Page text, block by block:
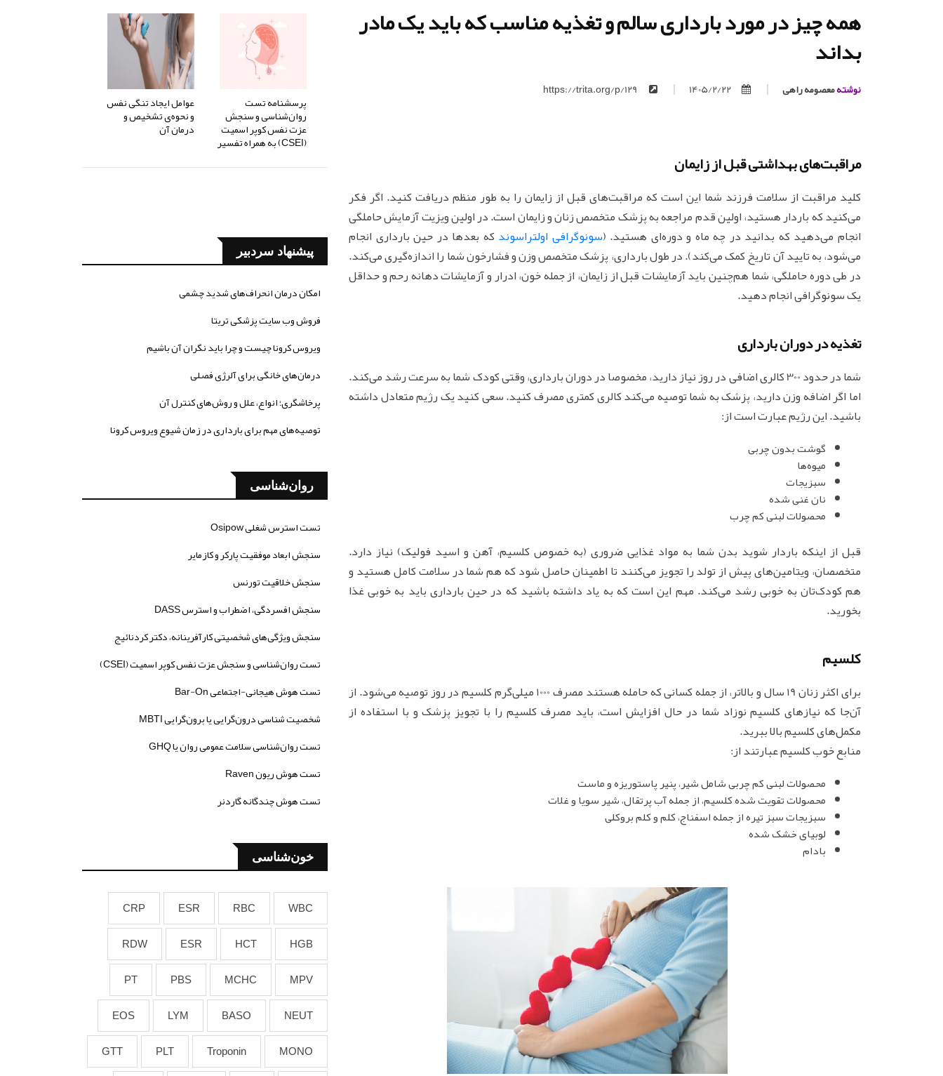
همه چیز در مورد بارداری سالم و تغذیه مناسب که باید یک مادر
بداند
نوشتهمعصومه راهی 1405/2/22
مراقبت‌های بهداشتی قبل از زایمان
کلید مراقبت از سلامت فرزند شما این است که مراقبت‌های قبل از زایمان را به طور منظم دریافت کنید. اگر فکر
می‌کنید که باردار هستید، اولین قدم مراجعه به پزشک متخصص زنان و زایمان است. در اولین ویزیت آزمایش حاملگی
انجام می‌دهید که بدانید در چه ماه و دوره‌ای هستید. (سونوگرافی اولتراسوندکه بعدها در حین بارداری انجام
می‌شود، به تایید آن تاریخ کمک می‌کند). در طول بارداری، پزشک متخصص وزن و فشارخون شما را اندازه‌گیری می‌کند.
در طی دوره حاملگی، شما هم‌چنین باید آزمایشات قبل از زایمان، از جمله خون، ادرار و آزمایشات دهانه رحم و حداقل
یک سونوگرافی انجام دهید.
تغذیه در دوران بارداری
شما در حدود 300 کالری اضافی در روز نیاز دارید، مخصوصا در دوران بارداری، وقتی کودک شما به سرعت رشد می‌کند.
اما اگر اضافه وزن دارید، پزشک به شما توصیه می‌کند کالری کمتری مصرف کنید. سعی کنید یک رژیم متعادل داشته
باشید. این رژیم عبارت است از:
گوشت بدون چربی
میوه‌ها
سبزیجات
نان غنی شده
محصولات لبنی کم چرب
قبل از اینکه باردار شوید بدن شما به مواد غذایی ضروری (به خصوص کلسیم، آهن و اسید فولیک) نیاز دارد.
متخصصان، ویتامین‌های پیش از تولد را تجویز می‌کنند تا اطمینان حاصل شود که هم شما در سلامت کامل هستید و
هم کودک‌تان به خوبی رشد می‌کند. مهم این است که به یاد داشته باشید که در حین بارداری باید به خوبی غذا
بخورید.
کلسیم
برای اکثر زنان 19 سال و بالاتر، از جمله کسانی که حامله هستند مصرف 1000 میلی‌گرم کلسیم در روز توصیه می‌شود. از
آن‌جا که نیازهای کلسیم نوزاد شما در حال افزایش است، باید مصرف کلسیم را با تجویز پزشک و با استفاده از
مکمل‌های کلسیم بالا ببرید.
منابع خوب کلسیم عبارتند از:
محصولات لبنی کم چربی شامل شیر، پنیر پاستوریزه و ماست
محصولات تقویت شده کلسیم، از جمله آب پرتقال، شیر سویا و غلات
سبزیجات سبز تیره از جمله اسفناج، کلم و کلم بروکلی
لوبیای خشک شده
بادام
پرسشنامه تست
روان‌شناسی و سنجش
عزت نفس کوپر اسمیت
(CSEI) به همراه تفسیر
عوامل ایجاد تنگی نفس
و نحوه‌ی تشخیص و
درمان آن
پیشنهاد سردبیر
امکان درمان انحراف‌های شدید چشمی
فروش وب سایت پزشکی تریتا
ویروس کرونا چیست و چرا باید نگران آن باشیم
درمان‌های خانگی برای آلرژی فصلی
پرخاشگری؛ انواع، علل و روش‌های کنترل آن
توصیه‌های مهم برای بارداری در زمان شیوع ویروس کرونا
روان‌شناسی
تست استرس شغلی Osipow
سنجش ابعاد موفقیت پارکر و کازمایر
سنجش خلاقیت تورنس
سنجش افسردگی، اضطراب و استرس DASS
سنجش ویژگی‌های شخصیتی کارآفرینانه، دکتر کردنائیج
تست روان‌شناسی و سنجش عزت نفس کوپر اسمیت (CSEI)
تست هوش هیجانی-اجتماعی Bar-On
شخصیت شناسی درون‌گرایی یا برون‌گرایی MBTI
تست روان‌شناسی سلامت عمومی روان یا GHQ
تست هوش ریون Raven
تست هوش چندگانه گاردنر
خون‌شناسی
WBC
RBC
ESR
CRP
HGB
HCT
ESR
RDW
MPV
MCHC
PBS
PT
NEUT
BASO
LYM
EOS
MONO
Troponin
PLT
GTT